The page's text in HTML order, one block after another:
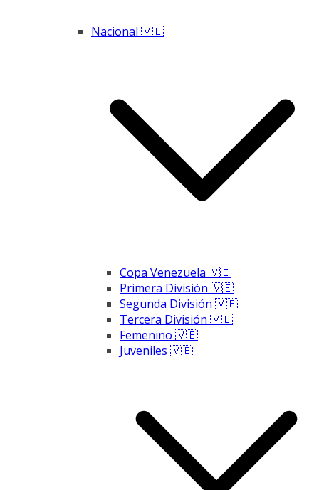
Nacional 🇻🇪
Copa Venezuela 🇻🇪
Primera División 🇻🇪
Segunda División 🇻🇪
Tercera División 🇻🇪
Femenino 🇻🇪
Juveniles 🇻🇪